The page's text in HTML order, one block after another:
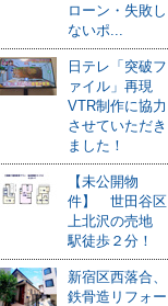
ローン・失敗し
ないポ...
日テレ「突破フ
ァイル」再現
VTR制作に協力
させていただき
ました！
【未公開物
件】 世田谷区
上北沢の売地
駅徒歩２分！
新宿区西落合、
鉄骨造リフォー